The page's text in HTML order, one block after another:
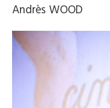
Andrès WOOD